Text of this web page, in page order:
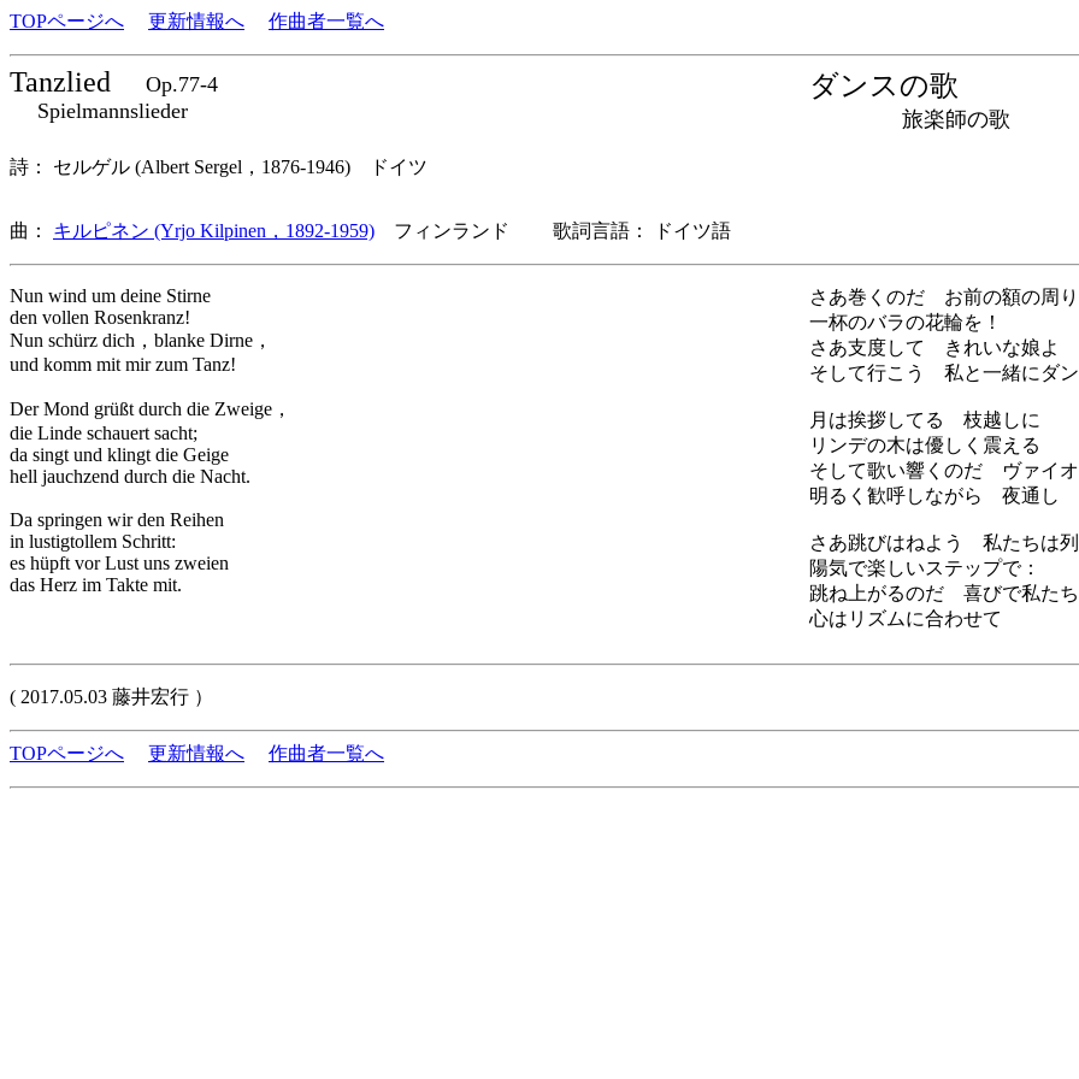
TOPページへ 更新情報へ 作曲者一覧へ
Tanzlied
Op.77-4
Spielmannslieder
ダンスの歌
旅楽師の歌
詩： セルゲル (Albert Sergel，1876-1946) ドイツ
曲： キルピネン (Yrjo Kilpinen，1892-1959) フィンランド 歌詞言語： ドイツ語
Nun wind um deine Stirne
den vollen Rosenkranz!
Nun schürz dich，blanke Dirne，
und komm mit mir zum Tanz!
Der Mond grüßt durch die Zweige，
die Linde schauert sacht;
da singt und klingt die Geige
hell jauchzend durch die Nacht.
Da springen wir den Reihen
in lustigtollem Schritt:
es hüpft vor Lust uns zweien
das Herz im Takte mit.
さあ巻くのだ お前の額の周
一杯のバラの花輪を！
さあ支度して きれいな娘よ
そして行こう 私と一緒にダン
月は挨拶してる 枝越しに
リンデの木は優しく震える
そして歌い響くのだ ヴァイ
明るく歓呼しながら 夜通し
さあ跳びはねよう 私たちは
陽気で楽しいステップで：
跳ね上がるのだ 喜びで私たち
心はリズムに合わせて
( 2017.05.03 藤井宏行 ）
TOPページへ 更新情報へ 作曲者一覧へ